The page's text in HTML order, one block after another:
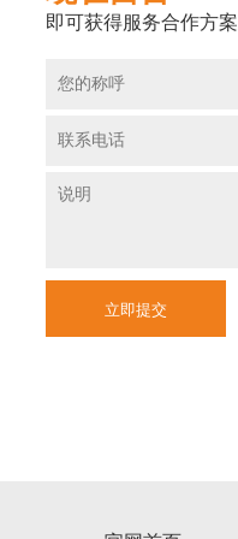
即可获得服务合作方
立即提交